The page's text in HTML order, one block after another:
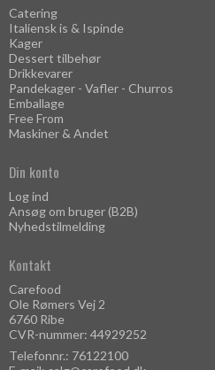
Catering
Italiensk is & Ispinde
Kager
Dessert tilbehør
Drikkevarer
Pandekager - Vafler - Churros
Emballage
Free From
Maskiner & Andet
Din konto
Log ind
Ansøg om bruger (B2B)
Nyhedstilmelding
Kontakt
Carefood
Ole Rømers Vej 2
6760 Ribe
CVR-nummer: 44929252
Telefonnr.: 76122100